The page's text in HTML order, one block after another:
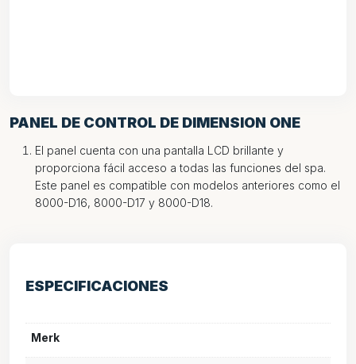
PANEL DE CONTROL DE DIMENSION ONE
El panel cuenta con una pantalla LCD brillante y
proporciona fácil acceso a todas las funciones del spa.
Este panel es compatible con modelos anteriores como el
8000-D16, 8000-D17 y 8000-D18.
ESPECIFICACIONES
Merk